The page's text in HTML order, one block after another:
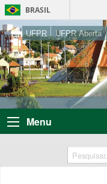
BRASIL
UFPR UFPR Aberta
Menu